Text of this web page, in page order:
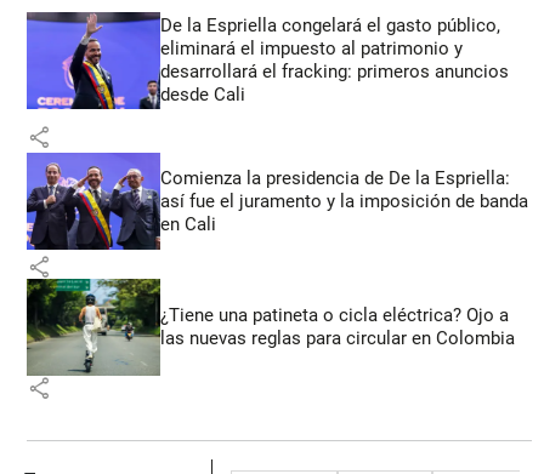
De la Espriella congelará el gasto público,
eliminará el impuesto al patrimonio y
desarrollará el fracking: primeros anuncios
desde Cali
share
Comienza la presidencia de De la Espriella:
así fue el juramento y la imposición de banda
en Cali
share
¿Tiene una patineta o cicla eléctrica? Ojo a
las nuevas reglas para circular en Colombia
share